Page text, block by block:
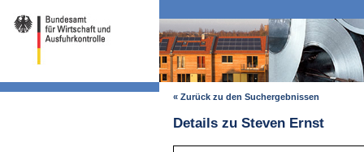
« Zurück zu den Suchergebnissen
Details zu Steven Ernst